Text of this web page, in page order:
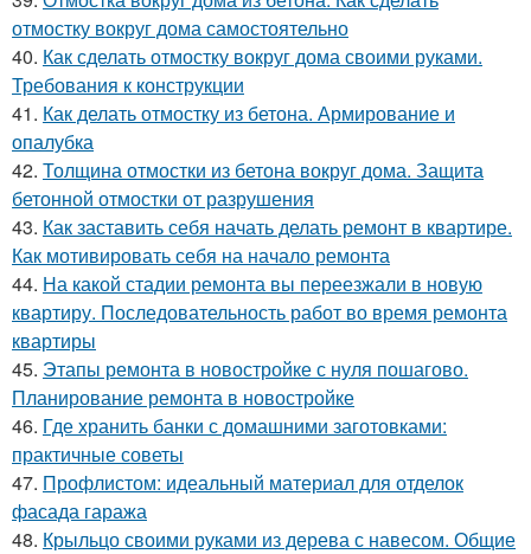
отмостку вокруг дома самостоятельно
40. Как сделать отмостку вокруг дома своими руками.
Требования к конструкции
41. Как делать отмостку из бетона. Армирование и
опалубка
42. Толщина отмостки из бетона вокруг дома. Защита
бетонной отмостки от разрушения
43. Как заставить себя начать делать ремонт в квартире.
Как мотивировать себя на начало ремонта
44. На какой стадии ремонта вы переезжали в новую
квартиру. Последовательность работ во время ремонта
квартиры
45. Этапы ремонта в новостройке с нуля пошагово.
Планирование ремонта в новостройке
46. Где хранить банки с домашними заготовками:
практичные советы
47. Профлистом: идеальный материал для отделок
фасада гаража
48. Крыльцо своими руками из дерева с навесом. Общие